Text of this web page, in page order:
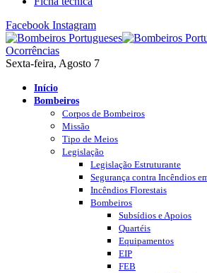
Facebook Instagram
Ocorrências
Sexta-feira, Agosto 7
Início
Bombeiros
Corpos de Bombeiros
Missão
Tipo de Meios
Legislação
Legislação Estruturante
Segurança contra Incêndios
Incêndios Florestais
Bombeiros
Subsídios e Apoios
Quartéis
Equipamentos
EIP
FEB